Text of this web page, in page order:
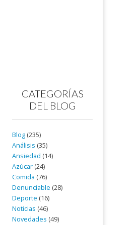
CATEGORÍAS
DEL BLOG
Blog (235)
Análisis (35)
Ansiedad (14)
Azúcar (24)
Comida (76)
Denunciable (28)
Deporte (16)
Noticias (46)
Novedades (49)